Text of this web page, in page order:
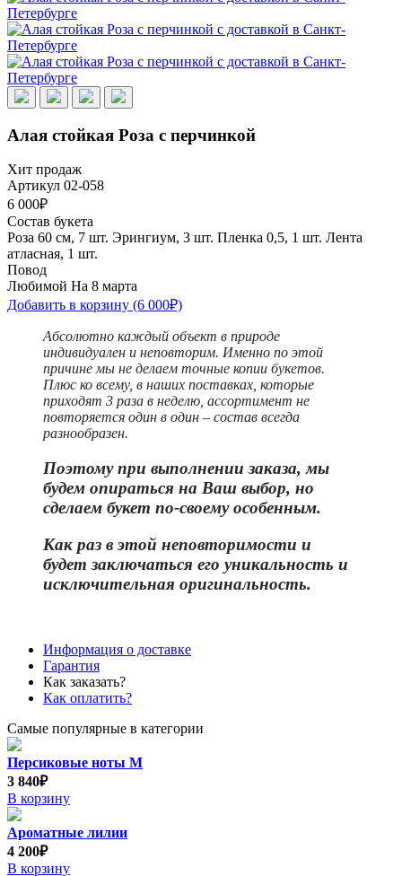
Алая стойкая Роза с перчинкой
Хит продаж
Артикул 02-058
6 000₽
Состав букета
Роза 60 см, 7 шт. Эрингиум, 3 шт. Пленка 0,5, 1 шт. Лента
атласная, 1 шт.
Повод
Любимой На 8 марта
Добавить в корзину (6 000₽)
Абсолютно каждый объект в природе
индивидуален и неповторим. Именно по этой
причине мы не делаем точные копии букетов.
Плюс ко всему, в наших поставках, которые
приходят 3 раза в неделю, ассортимент не
повторяется один в один – состав всегда
разнообразен.
Поэтому при выполнении заказа, мы
будем опираться на Ваш выбор, но
сделаем букет по-своему особенным.
Как раз в этой неповторимости и
будет заключаться его уникальность и
исключительная оригинальность.
Информация о доставке
Гарантия
Как заказать?
Как оплатить?
Самые популярные в категории
Персиковые ноты М
3 840₽
В корзину
Ароматные лилии
4 200₽
В корзину